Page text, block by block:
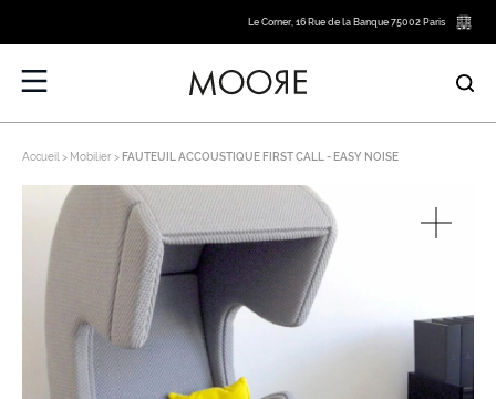
Le Corner, 16 Rue de la Banque 75002 Paris
Accueil Mobilier FAUTEUIL ACCOUSTIQUE FIRST CALL - EASY NOISE